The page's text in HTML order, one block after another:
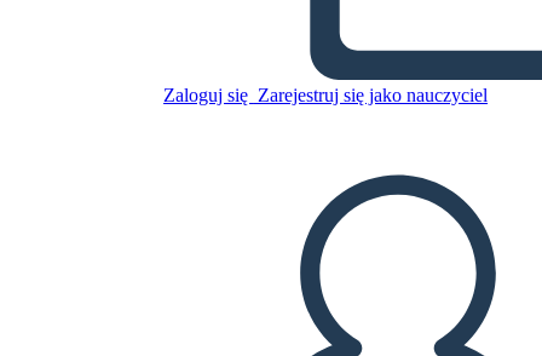
Zaloguj się Zarejestruj się jako nauczyciel
Skopiuj tę scenorys
STWÓRZ SCENORYS
PRZECZYTAJ MI